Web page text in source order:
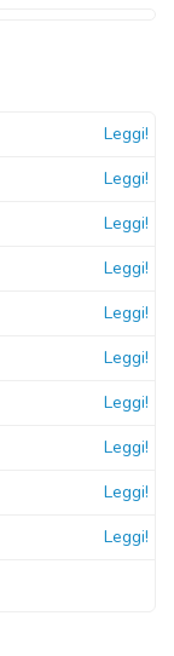
Leggi!
Leggi!
Leggi!
Leggi!
Leggi!
Leggi!
Leggi!
Leggi!
Leggi!
Leggi!